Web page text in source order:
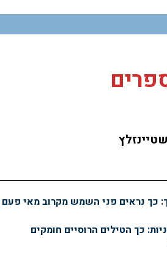
כך נראים פני השמש מקרוב מאי פעם
כך הטילים הרוסיים חומקים